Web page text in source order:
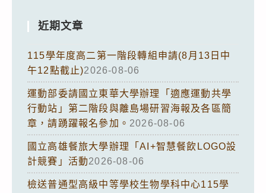
近期文章
115學年度高二第一階段轉組申請(8月13日中
午12點截止)2026-08-06
運動部委請國立東華大學辦理「適應運動共學
行動站」第二階段與離島場研習海報及各區簡
章，請踴躍報名參加。 2026-08-06
國立高雄餐旅大學辦理「AI+智慧餐飲LOGO設
計競賽」活動2026-08-06
檢送普通型高級中等學校生物學科中心115學